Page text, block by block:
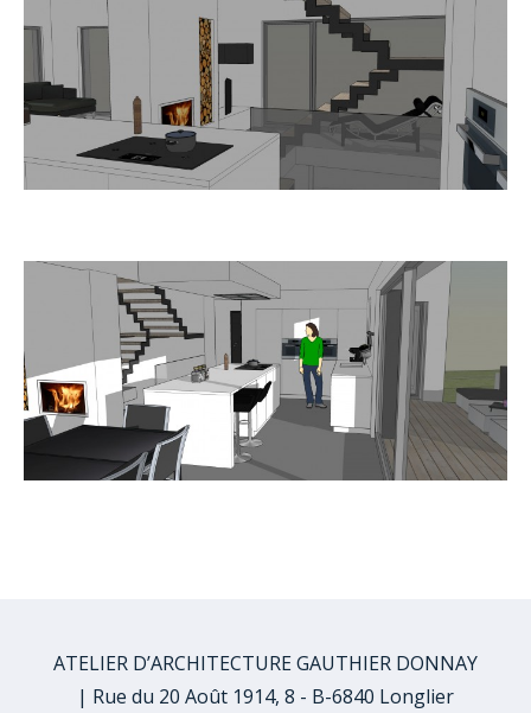
ATELIER D’ARCHITECTURE GAUTHIER DONNAY
| Rue du 20 Août 1914, 8 - B-6840 Longlier